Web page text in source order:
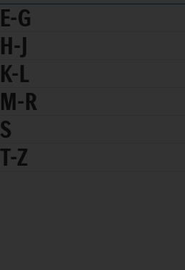
E-G
H-J
K-L
M-R
S
T-Z